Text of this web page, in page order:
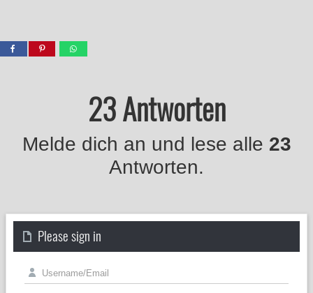
23 Antworten
Melde dich an und lese alle 23
Antworten.
Please sign in